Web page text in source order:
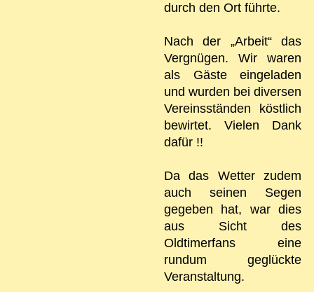
durch den Ort führte.
Nach der „Arbeit“ das
Vergnügen. Wir waren
als Gäste eingeladen
und wurden bei diversen
Vereinsständen köstlich
bewirtet. Vielen Dank
dafür !!
Da das Wetter zudem
auch seinen Segen
gegeben hat, war dies
aus Sicht des
Oldtimerfans eine
rundum geglückte
Veranstaltung.